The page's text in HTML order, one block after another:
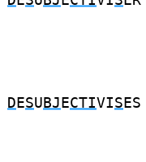
D ESU BJ ECTIVIS ES